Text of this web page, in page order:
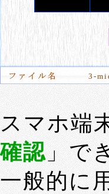
3-
スマホ端
確認 」で
一般的に